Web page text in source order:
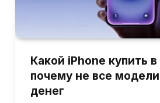
Какой iPhone купить
почему не все
денег